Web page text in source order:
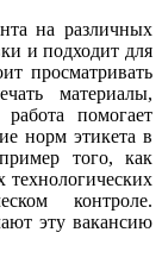
на различных
и подходит для
просматривать
материалы,
помогает
норм этикета в
того, как
технологических
контроле.
эту вакансию